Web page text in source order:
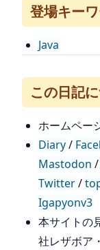
登場キー
Java
この日記
ホームペー
Diary/
Mastodon /
Twitter/
Igapyonv3
本サイトの
社レザボア